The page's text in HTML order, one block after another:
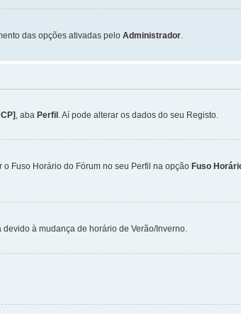
das opções ativadas pelo Administrador.
, aba Perfil . Aí pode alterar os dados do seu Registo.
Fuso Horário do Fórum no seu Perfil na opção Fuso
devido à mudança de horário de Verão/Inverno.